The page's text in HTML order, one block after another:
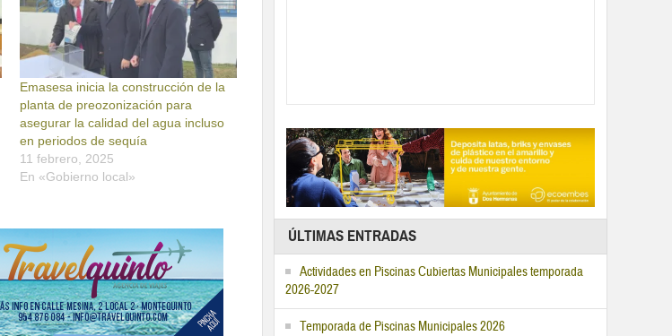
Emasesa inicia la construcción de la
planta de preozonización para
asegurar la calidad del agua incluso
en periodos de sequía
11 febrero, 2025
En «Gobierno local»
ÚLTIMAS ENTRADAS
Actividades en Piscinas Cubiertas Municipales temporada
2026-2027
Temporada de Piscinas Municipales 2026